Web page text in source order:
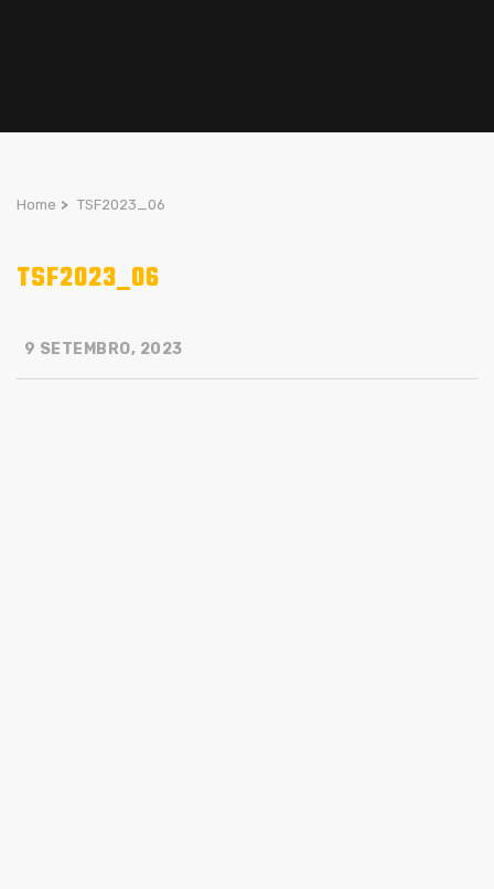
Home > TSF2023_06
TSF2023_06
9 SETEMBRO, 2023